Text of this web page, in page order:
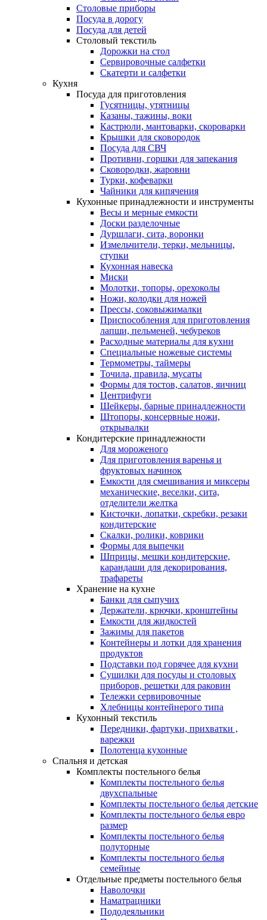
Столовые приборы
Посуда в дорогу
Посуда для детей
Столовый текстиль
Дорожки на стол
Сервировочные салфетки
Скатерти и салфетки
Кухня
Посуда для приготовления
Гусятницы, утятницы
Казаны, тажины, воки
Кастрюли, мантоварки, скороварки
Крышки для сковородок
Посуда для СВЧ
Противни, горшки для запекания
Сковородки, жаровни
Турки, кофеварки
Чайники для кипячения
Кухонные принадлежности и инструменты
Весы и мерные емкости
Доски разделочные
Дуршлаги, сита, воронки
Измельчители, терки, мельницы,
ступки
Кухонная навеска
Миски
Молотки, топоры, орехоколы
Ножи, колодки для ножей
Прессы, соковыжималки
Приспособления для приготовления
лапши, пельменей, чебуреков
Расходные материалы для кухни
Специальные ножевые системы
Термометры, таймеры
Точила, правила, мусаты
Формы для тостов, салатов, яичниц
Центрифуги
Шейкеры, барные принадлежности
Штопоры, консервные ножи,
открывалки
Кондитерские принадлежности
Для мороженого
Для приготовления варенья и
фруктовых начинок
Емкости для смешивания и миксеры
механические, веселки, сита,
отделители желтка
Кисточки, лопатки, скребки, резаки
кондитерские
Скалки, ролики, коврики
Формы для выпечки
Шприцы, мешки кондитерские,
карандаши для декорирования,
трафареты
Хранение на кухне
Банки для сыпучих
Держатели, крючки, кронштейны
Емкости для жидкостей
Зажимы для пакетов
Контейнеры и лотки для хранения
продуктов
Подставки под горячее для кухни
Сушилки для посуды и столовых
приборов, решетки для раковин
Тележки сервировочные
Хлебницы контейнерого типа
Кухонный текстиль
Передники, фартуки, прихватки ,
варежки
Полотенца кухонные
Спальня и детская
Комплекты постельного белья
Комплекты постельного белья
двухспальные
Комплекты постельного белья детские
Комплекты постельного белья евро
размер
Комплекты постельного белья
полуторные
Комплекты постельного белья
семейные
Отдельные предметы постельного белья
Наволочки
Наматрацники
Пододеяльники